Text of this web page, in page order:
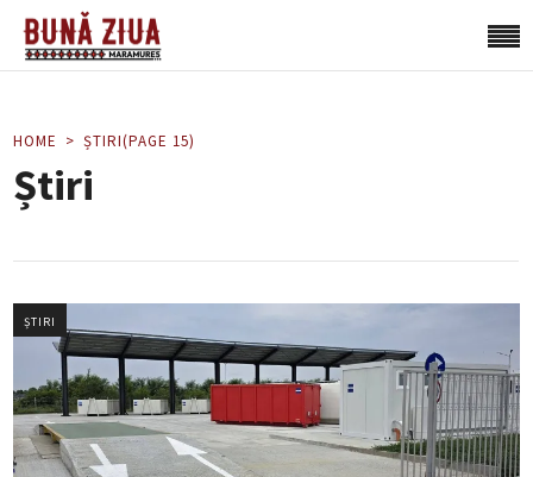
HOME ȘTIRI(PAGE 15)
Știri
ȘTIRI